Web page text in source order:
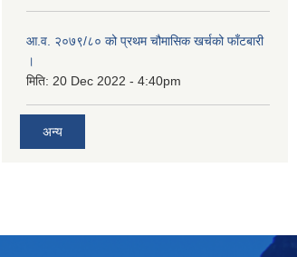
आ.व. २०७९/८० को प्रथम चौमासिक खर्चको फाँटबारी
।
मिति: 20 Dec 2022 - 4:40pm
अन्य